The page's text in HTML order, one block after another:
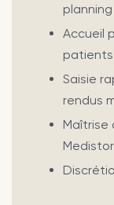
planning
Accueil
patients
Saisie
rendus
Maîtrise